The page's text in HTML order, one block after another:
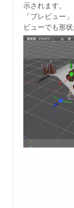
示されます。
「プレビュー
ビューでも形状